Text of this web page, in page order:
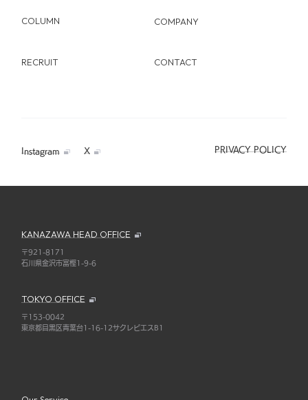
COLUMN COMPANY
RECRUIT CONTACT
Instagram X PRIVACY POLICY
KANAZAWA HEAD OFFICE
〒921-8171
石川県金沢市富樫1-9-6
TOKYO OFFICE
〒153-0042
東京都目黒区青葉台1-16-12サクレピエスB1